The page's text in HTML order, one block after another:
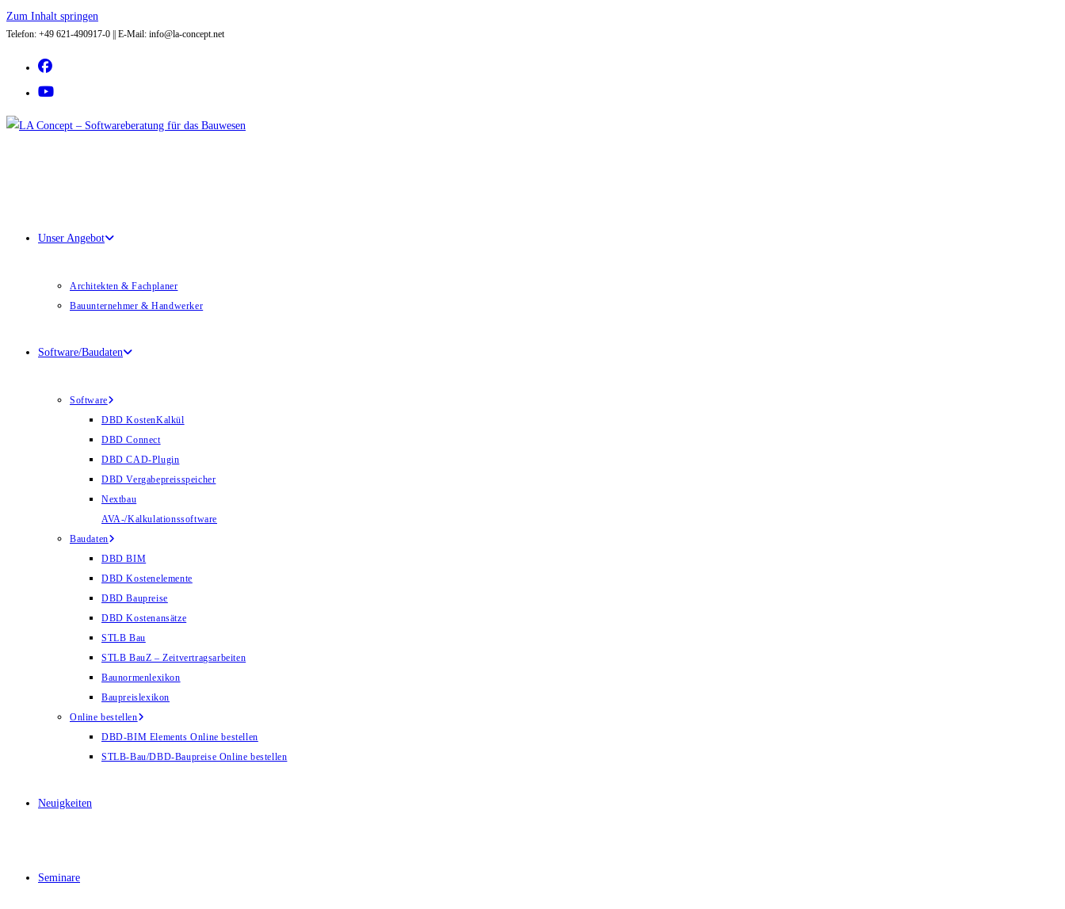
Zum Inhalt springen
Telefon: +49 621-490917-0 || E-Mail: info@la-concept.net
Unser Angebot
Architekten & Fachplaner
Bauunternehmer & Handwerker
Software/Baudaten
Software
DBD KostenKalkül
DBD Connect
DBD CAD-Plugin
DBD Vergabepreisspeicher
Nextbau
AVA-/Kalkulationssoftware
Baudaten
DBD BIM
DBD Kostenelemente
DBD Baupreise
DBD Kostenansätze
STLB Bau
STLB BauZ – Zeitvertragsarbeiten
Baunormenlexikon
Baupreislexikon
Online bestellen
DBD-BIM Elements Online bestellen
STLB-Bau/DBD-Baupreise Online bestellen
Neuigkeiten
Seminare